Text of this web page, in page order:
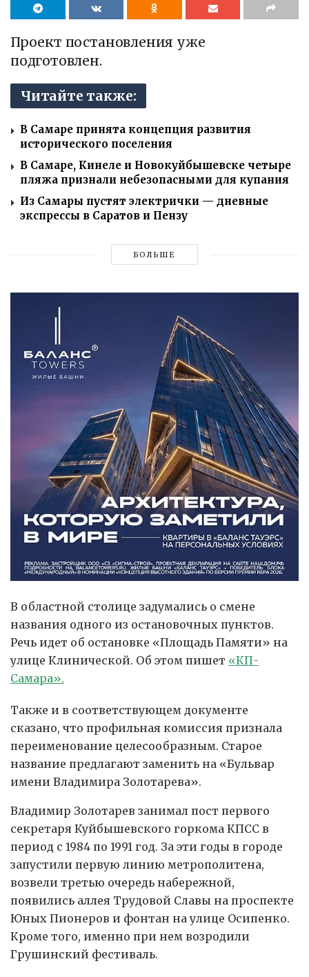
Проект постановления уже
подготовлен.
Читайте также:
В Самаре принята концепция развития
исторического поселения
В Самаре, Кинеле и Новокуйбышевске четыре
пляжа признали небезопасными для купания
Из Самары пустят электрички — дневные
экспрессы в Саратов и Пензу
БОЛЬШЕ
В областной столице задумались о смене
названия одного из остановочных пунктов.
Речь идет об остановке «Площадь Памяти» на
улице Клинической. Об этом пишет «КП-
Самара».
Также и в соответствующем документе
сказано, что профильная комиссия признала
переименование целесообразным. Старое
название предлагают заменить на «Бульвар
имени Владимира Золотарева».
Владимир Золотарев занимал пост первого
секретаря Куйбышевского горкома КПСС в
период с 1984 по 1991 год. За эти годы в городе
запустили первую линию метрополитена,
возвели третью очередь набережной,
появились аллея Трудовой Славы на проспекте
Юных Пионеров и фонтан на улице Осипенко.
Кроме того, именно при нем возродили
Грушинский фестиваль.